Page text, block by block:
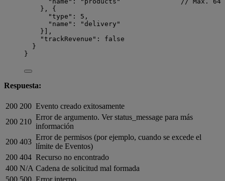
}, {
" type " : 5 ,
" name " : "delivery "
}],
" trackRevenue " : false
}
}
Respuesta:
200 200 Evento creado exitosamente
200 210
Error de argumento. Ver status_message para más
información
200 403
Error de permisos (por ejemplo, cuando se excede el
límite de Eventos)
200 404 Recurso no encontrado
400 N/A Cadena de solicitud mal formada
500 500 Error interno